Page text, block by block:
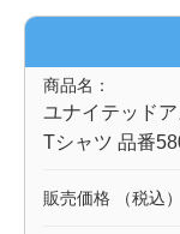
商品名：
ユナイテッド
Tシャツ 品番
販売価格 （税込）